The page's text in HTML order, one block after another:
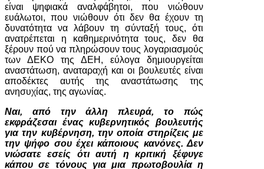
είναι ψηφιακά αναλφάβητοι, που νιώθουν
ευάλωτοι, που νιώθουν ότι δεν θα έχουν τη
δυνατότητα να λάβουν τη σύνταξή τους, ότι
ανατρέπεται η καθημερινότητα τους, δεν θα
ξέρουν πού να πληρώσουν τους λογαριασμούς
των ΔΕΚΟ της ΔΕΗ, εύλογα δημιουργείται
αναστάτωση, αναταραχή και οι βουλευτές είναι
αποδέκτες αυτής της αναστάτωσης της
ανησυχίας, της αγωνίας.
Ναι, από την άλλη πλευρά, το πώς
εκφράζεσαι ένας κυβερνητικός βουλευτής
για την κυβέρνηση, την οποία στηρίζεις με
την ψήφο σου έχει κάποιους κανόνες. Δεν
νιώσατε εσείς ότι αυτή η κριτική ξέφυγε
κάπου σε τόνους για μια πρωτοβουλία η